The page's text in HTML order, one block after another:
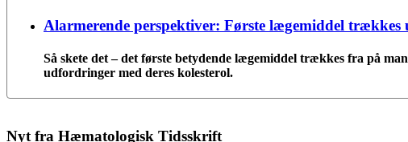
Alarmerende perspektiver: Første lægemiddel
Så skete det – det første betydende lægemiddel trækkes fra på
udfordringer med deres kolesterol.
Nyt fra Hæmatologisk Tidsskrift